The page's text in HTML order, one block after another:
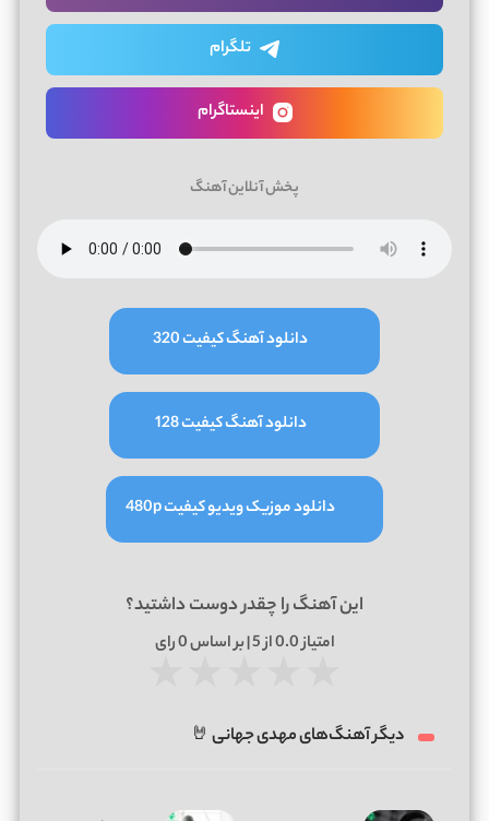
تلگرام
اینستاگرام
پخش آنلاین آهنگ
دانلود آهنگ کیفیت 320
دانلود آهنگ کیفیت 128
دانلود موزیک ویدیو کیفیت 480p
این آهنگ را چقدر دوست داشتید؟
امتیاز0.0از 5 | بر اساس 0رای
دیگر آهنگ‌های مهدی جهانی 🤘